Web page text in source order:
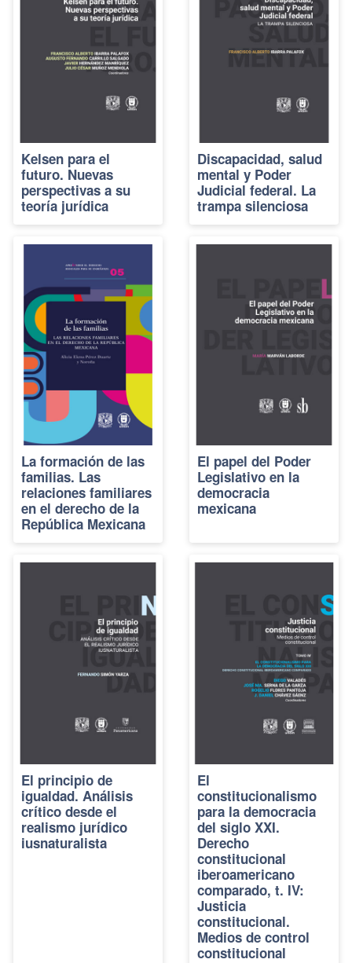
Kelsen para el
futuro. Nuevas
perspectivas a su
teoría jurídica
Discapacidad, salud
mental y Poder
Judicial federal. La
trampa silenciosa
La formación de las
familias. Las
relaciones familiares
en el derecho de la
República Mexicana
El papel del Poder
Legislativo en la
democracia
mexicana
El principio de
igualdad. Análisis
crítico desde el
realismo jurídico
iusnaturalista
El
constitucionalismo
para la democracia
del siglo XXI.
Derecho
constitucional
iberoamericano
comparado, t. IV:
Justicia
constitucional.
Medios de control
constitucional